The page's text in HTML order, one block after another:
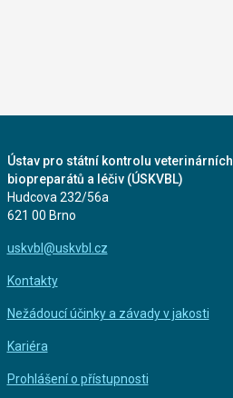
Ústav pro státní kontrolu veterinárních
biopreparátů a léčiv (ÚSKVBL)
Hudcova 232/56a
621 00 Brno
uskvbl@uskvbl.cz
Kontakty
Nežádoucí účinky a závady v jakosti
Kariéra
Prohlášení o přístupnosti